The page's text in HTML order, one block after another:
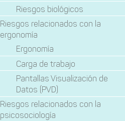
Riesgos biológicos
Riesgos relacionados con la
ergonomía
Ergonomía
Carga de trabajo
Pantallas Visualización de
Datos (PVD)
Riesgos relacionados con la
psicosociología